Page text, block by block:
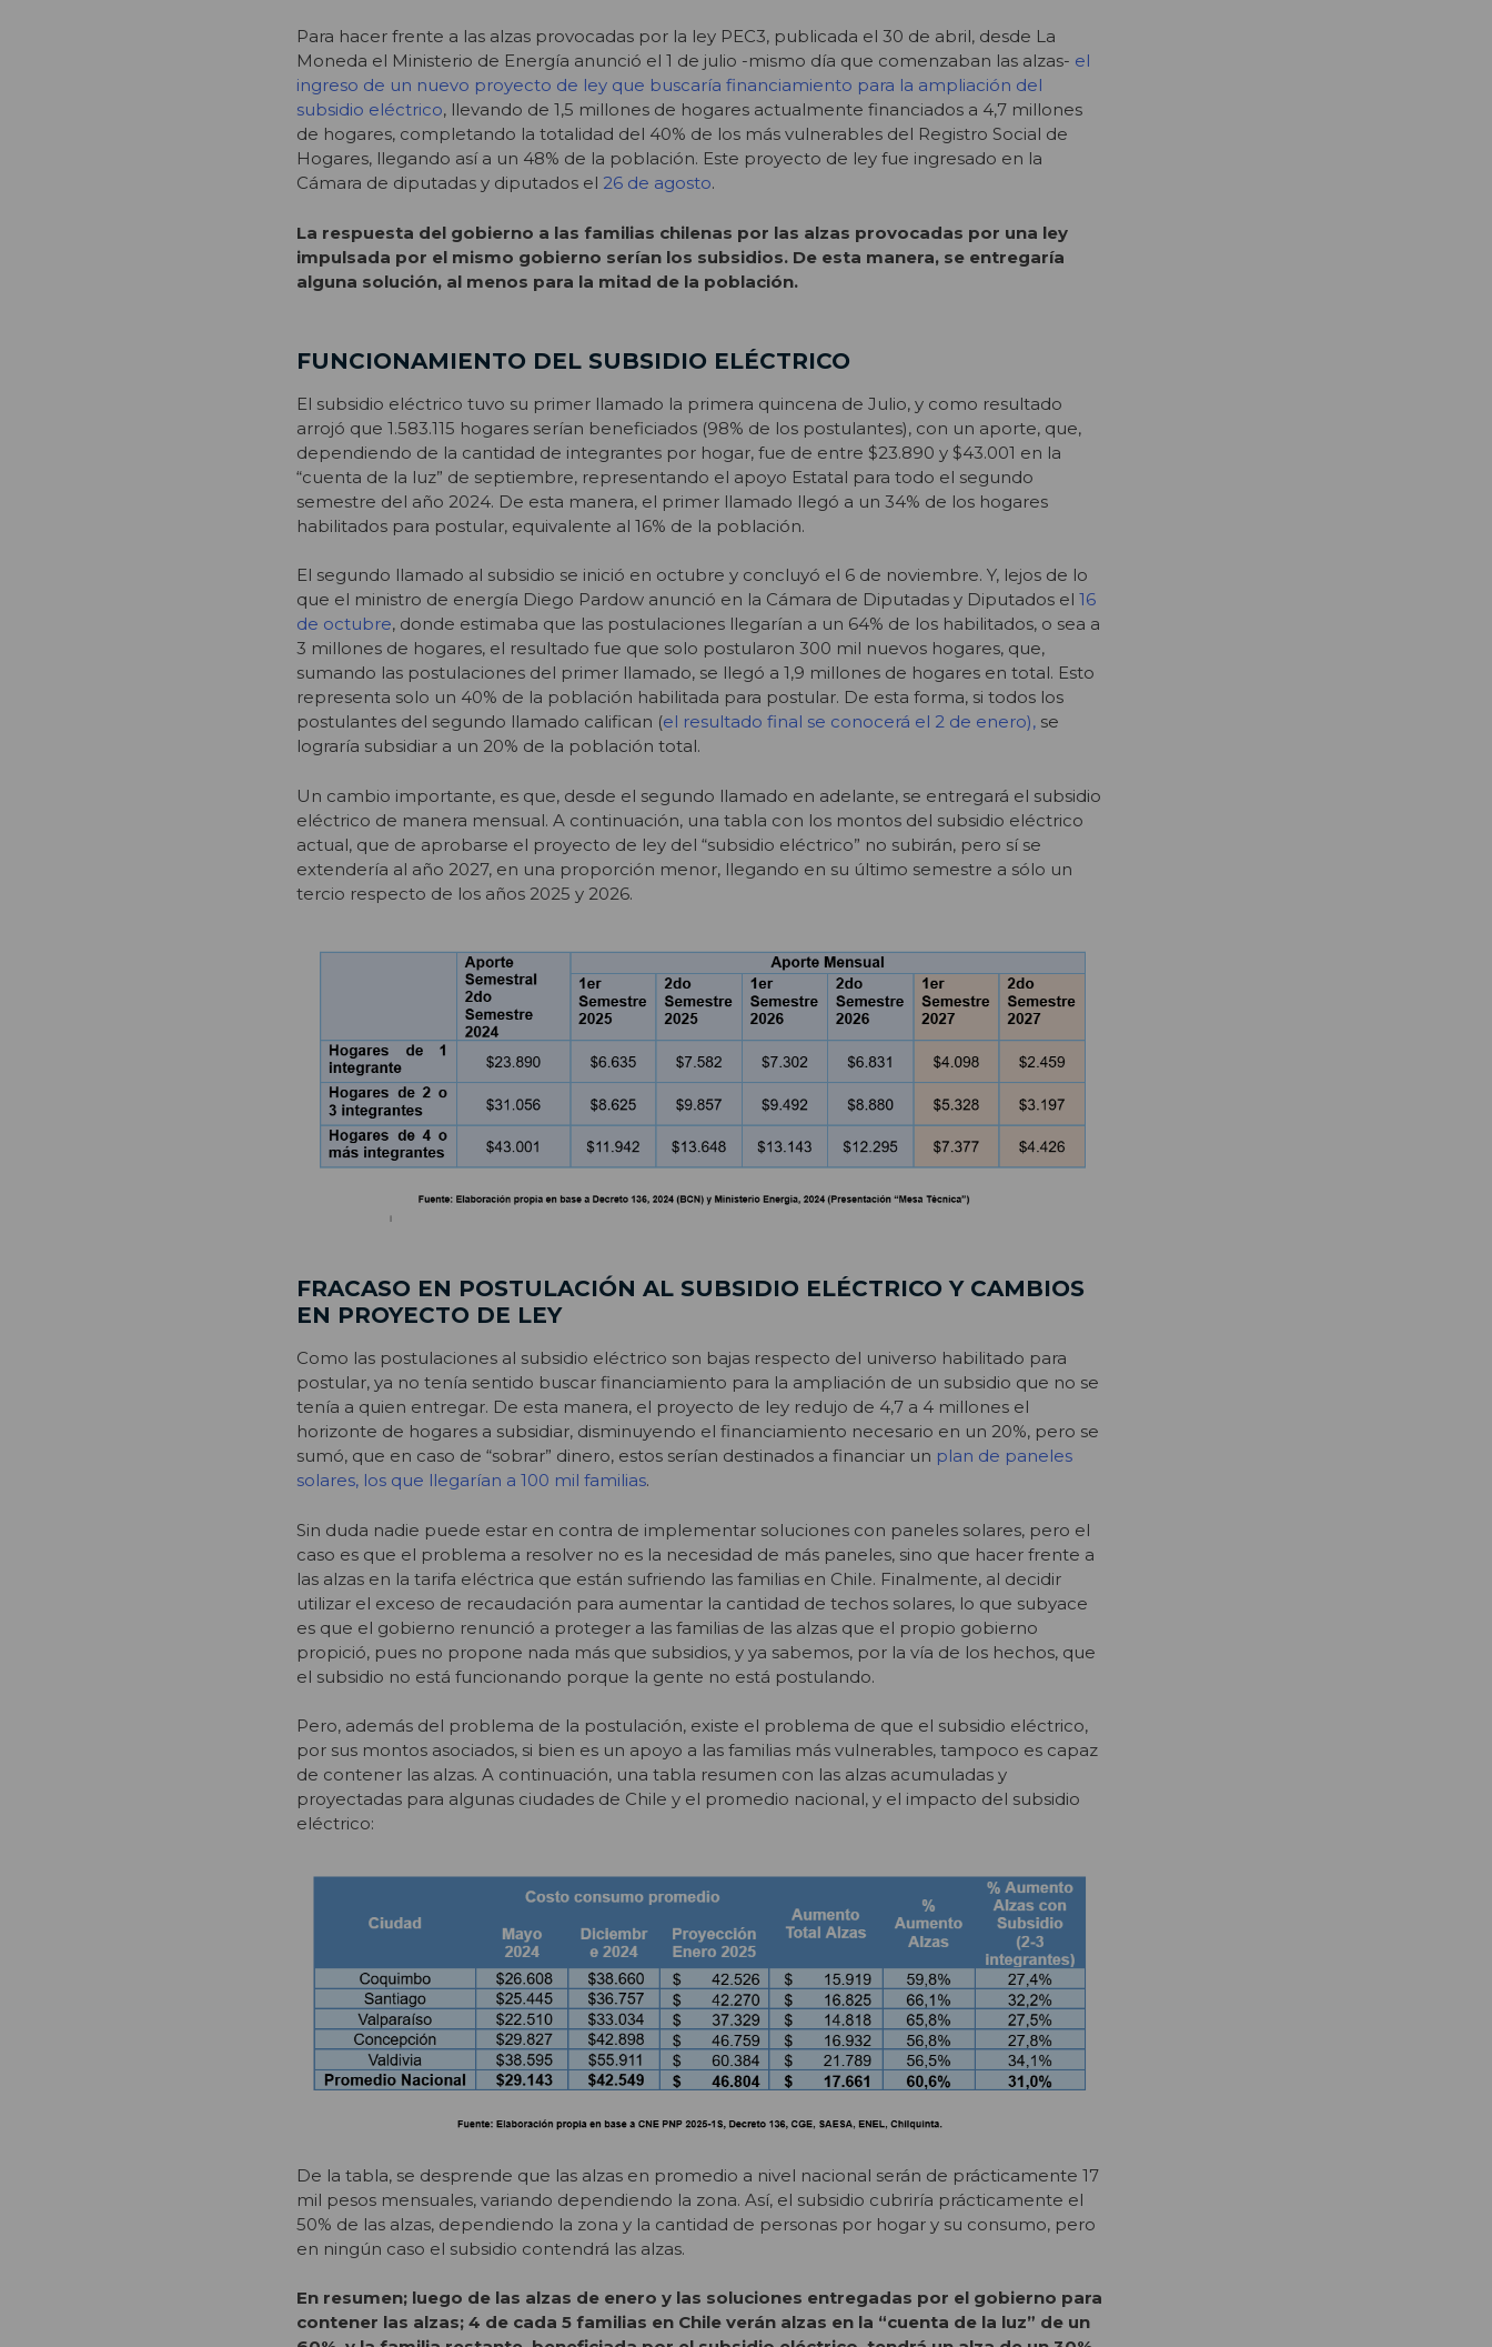
Para hacer frente a las alzas provocadas por la ley PEC3, publicada el 30 de abril, desde La
Moneda el Ministerio de Energía anunció el 1 de julio -mismo día que comenzaban las alzas- el
ingreso de un nuevo proyecto de ley que buscaría financiamiento para la ampliación del
subsidio eléctrico, llevando de 1,5 millones de hogares actualmente financiados a 4,7 millones
de hogares, completando la totalidad del 40% de los más vulnerables del Registro Social de
Hogares, llegando así a un 48% de la población. Este proyecto de ley fue ingresado en la
Cámara de diputadas y diputados el 26 de agosto.
La respuesta del gobierno a las familias chilenas por las alzas provocadas por una ley
impulsada por el mismo gobierno serían los subsidios. De esta manera, se entregaría
alguna solución, al menos para la mitad de la población.
FUNCIONAMIENTO DEL SUBSIDIO ELÉCTRICO
El subsidio eléctrico tuvo su primer llamado la primera quincena de Julio, y como resultado
arrojó que 1.583.115 hogares serían beneficiados (98% de los postulantes), con un aporte, que,
dependiendo de la cantidad de integrantes por hogar, fue de entre $23.890 y $43.001 en la
“cuenta de la luz” de septiembre, representando el apoyo Estatal para todo el segundo
semestre del año 2024. De esta manera, el primer llamado llegó a un 34% de los hogares
habilitados para postular, equivalente al 16% de la población.
El segundo llamado al subsidio se inició en octubre y concluyó el 6 de noviembre. Y, lejos de lo
que el ministro de energía Diego Pardow anunció en la Cámara de Diputadas y Diputados el 16
de octubre, donde estimaba que las postulaciones llegarían a un 64% de los habilitados, o sea a
3 millones de hogares, el resultado fue que solo postularon 300 mil nuevos hogares, que,
sumando las postulaciones del primer llamado, se llegó a 1,9 millones de hogares en total. Esto
representa solo un 40% de la población habilitada para postular. De esta forma, si todos los
postulantes del segundo llamado califican (el resultado final se conocerá el 2 de enero), se
lograría subsidiar a un 20% de la población total.
Un cambio importante, es que, desde el segundo llamado en adelante, se entregará el subsidio
eléctrico de manera mensual. A continuación, una tabla con los montos del subsidio eléctrico
actual, que de aprobarse el proyecto de ley del “subsidio eléctrico” no subirán, pero sí se
extendería al año 2027, en una proporción menor, llegando en su último semestre a sólo un
tercio respecto de los años 2025 y 2026.
FRACASO EN POSTULACIÓN AL SUBSIDIO ELÉCTRICO Y CAMBIOS
EN PROYECTO DE LEY
Como las postulaciones al subsidio eléctrico son bajas respecto del universo habilitado para
postular, ya no tenía sentido buscar financiamiento para la ampliación de un subsidio que no se
tenía a quien entregar. De esta manera, el proyecto de ley redujo de 4,7 a 4 millones el
horizonte de hogares a subsidiar, disminuyendo el financiamiento necesario en un 20%, pero se
sumó, que en caso de “sobrar” dinero, estos serían destinados a financiar un plan de paneles
solares, los que llegarían a 100 mil familias.
Sin duda nadie puede estar en contra de implementar soluciones con paneles solares, pero el
caso es que el problema a resolver no es la necesidad de más paneles, sino que hacer frente a
las alzas en la tarifa eléctrica que están sufriendo las familias en Chile. Finalmente, al decidir
utilizar el exceso de recaudación para aumentar la cantidad de techos solares, lo que subyace
es que el gobierno renunció a proteger a las familias de las alzas que el propio gobierno
propició, pues no propone nada más que subsidios, y ya sabemos, por la vía de los hechos, que
el subsidio no está funcionando porque la gente no está postulando.
Pero, además del problema de la postulación, existe el problema de que el subsidio eléctrico,
por sus montos asociados, si bien es un apoyo a las familias más vulnerables, tampoco es capaz
de contener las alzas. A continuación, una tabla resumen con las alzas acumuladas y
proyectadas para algunas ciudades de Chile y el promedio nacional, y el impacto del subsidio
eléctrico:
De la tabla, se desprende que las alzas en promedio a nivel nacional serán de prácticamente 17
mil pesos mensuales, variando dependiendo la zona. Así, el subsidio cubriría prácticamente el
50% de las alzas, dependiendo la zona y la cantidad de personas por hogar y su consumo, pero
en ningún caso el subsidio contendrá las alzas.
En resumen; luego de las alzas de enero y las soluciones entregadas por el gobierno para
contener las alzas; 4 de cada 5 familias en Chile verán alzas en la “cuenta de la luz” de un